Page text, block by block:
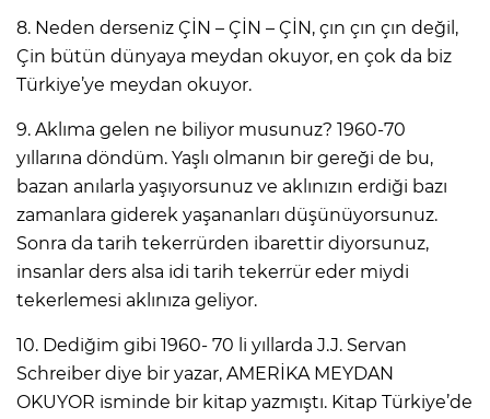
8. Neden derseniz ÇİN – ÇİN – ÇİN, çın çın çın değil,
Çin bütün dünyaya meydan okuyor, en çok da biz
Türkiye’ye meydan okuyor.
9. Aklıma gelen ne biliyor musunuz? 1960-70
yıllarına döndüm. Yaşlı olmanın bir gereği de bu,
bazan anılarla yaşıyorsunuz ve aklınızın erdiği bazı
zamanlara giderek yaşananları düşünüyorsunuz.
Sonra da tarih tekerrürden ibarettir diyorsunuz,
insanlar ders alsa idi tarih tekerrür eder miydi
tekerlemesi aklınıza geliyor.
10. Dediğim gibi 1960- 70 li yıllarda J.J. Servan
Schreiber diye bir yazar, AMERİKA MEYDAN
OKUYOR isminde bir kitap yazmıştı. Kitap Türkiye’de